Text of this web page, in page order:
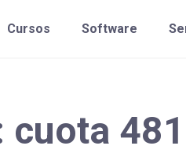
Cursos Software
cuota 481